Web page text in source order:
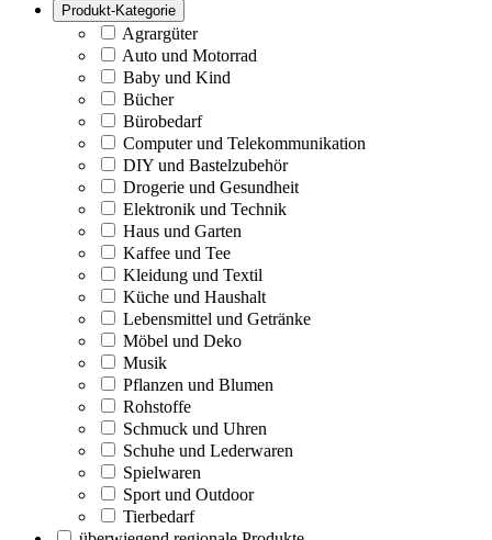
Produkt-Kategorie
Agrargüter
Auto und Motorrad
Baby und Kind
Bücher
Bürobedarf
Computer und Telekommunikation
DIY und Bastelzubehör
Drogerie und Gesundheit
Elektronik und Technik
Haus und Garten
Kaffee und Tee
Kleidung und Textil
Küche und Haushalt
Lebensmittel und Getränke
Möbel und Deko
Musik
Pflanzen und Blumen
Rohstoffe
Schmuck und Uhren
Schuhe und Lederwaren
Spielwaren
Sport und Outdoor
Tierbedarf